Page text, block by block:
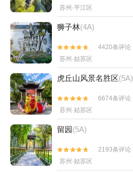
苏州·平江区
狮子林(4A)


4420条评论
苏州·姑苏区
虎丘山风景名胜区(5A)


6674条评论
苏州·姑苏区
留园(5A)


2193条评论
苏州·姑苏区